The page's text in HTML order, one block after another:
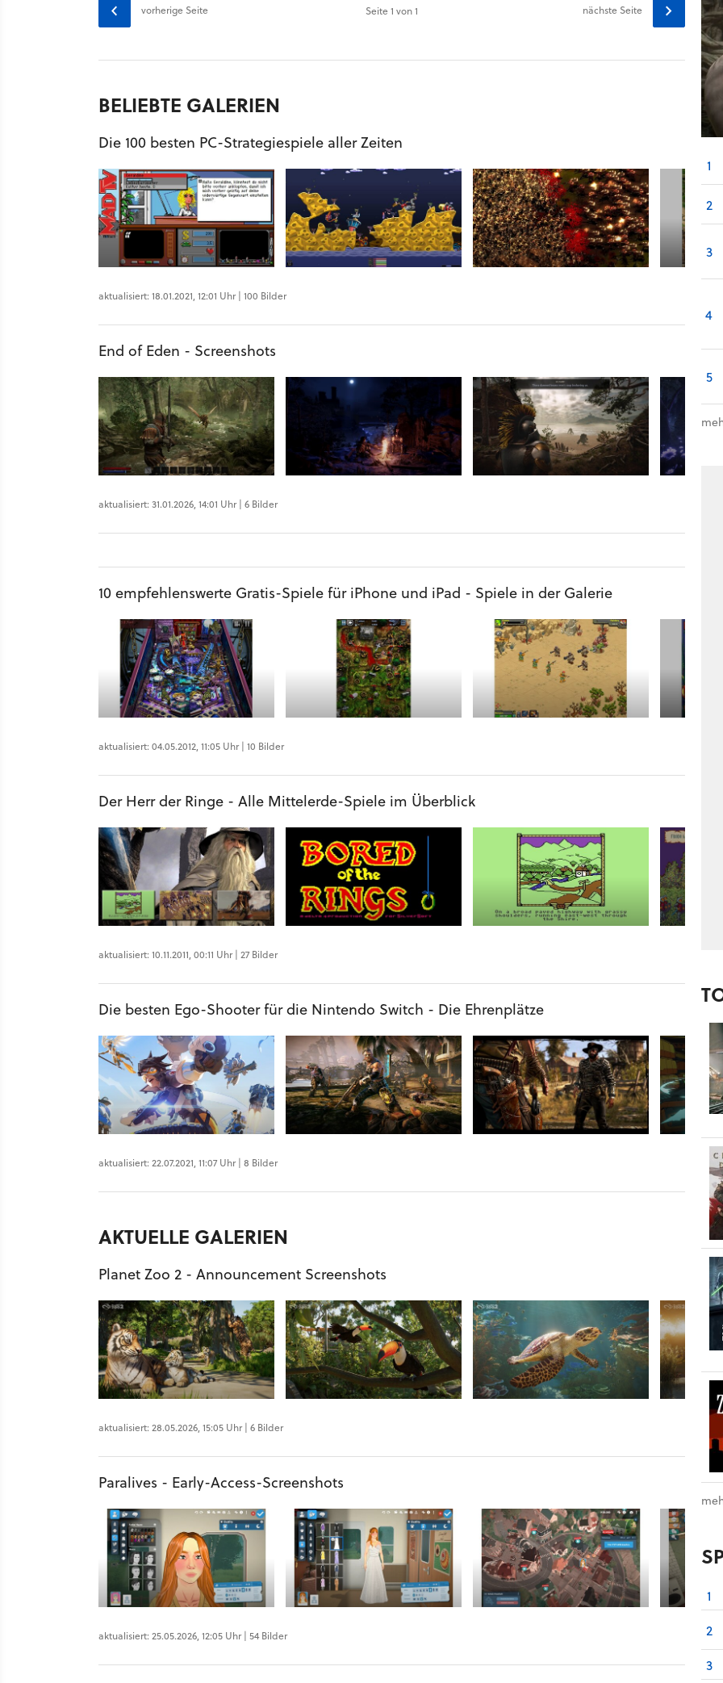
vorherige Seite Seite 1 von 1 nächste Seite
BELIEBTE GALERIEN
Die 100 besten PC-Strategiespiele aller Zeiten
aktualisiert: 18.01.2021, 12:01 Uhr | 100 Bilder
End of Eden - Screenshots
aktualisiert: 31.01.2026, 14:01 Uhr | 6 Bilder
10 empfehlenswerte Gratis-Spiele für iPhone und iPad - Spiele in der Galerie
aktualisiert: 04.05.2012, 11:05 Uhr | 10 Bilder
Der Herr der Ringe - Alle Mittelerde-Spiele im Überblick
aktualisiert: 10.11.2011, 00:11 Uhr | 27 Bilder
Die besten Ego-Shooter für die Nintendo Switch - Die Ehrenplätze
aktualisiert: 22.07.2021, 11:07 Uhr | 8 Bilder
AKTUELLE GALERIEN
Planet Zoo 2 - Announcement Screenshots
aktualisiert: 28.05.2026, 15:05 Uhr | 6 Bilder
Paralives - Early-Access-Screenshots
aktualisiert: 25.05.2026, 12:05 Uhr | 54 Bilder
1
2
3
4
5
1
2
3